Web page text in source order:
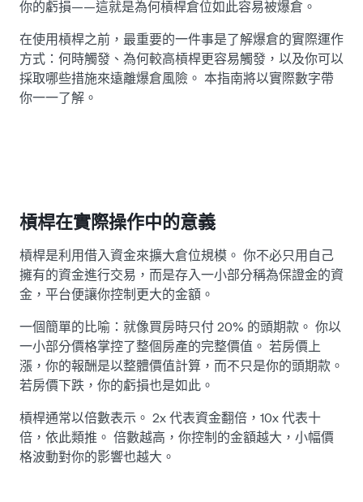
會員計劃
XRP XRP
Solana SOL 1.10%
EURC
你的虧損——這就是為何槓桿倉位如此容易被爆倉。
在使用槓桿之前，最重要的一件事是了解爆倉的實際運作
方式：何時觸發、為何較高槓桿更容易觸發，以及你可以
採取哪些措施來遠離爆倉風險。 本指南將以實際數字帶
你一一了解。
槓桿在實際操作中的意義
槓桿是利用借入資金來擴大倉位規模。 你不必只用自己
擁有的資金進行交易，而是存入一小部分稱為保證金的資
金，平台便讓你控制更大的金額。
一個簡單的比喻：就像買房時只付 20% 的頭期款。 你以
一小部分價格掌控了整個房產的完整價值。 若房價上
漲，你的報酬是以整體價值計算，而不只是你的頭期款。
若房價下跌，你的虧損也是如此。
槓桿通常以倍數表示。 2x 代表資金翻倍，10x 代表十
倍，依此類推。 倍數越高，你控制的金額越大，小幅價
格波動對你的影響也越大。